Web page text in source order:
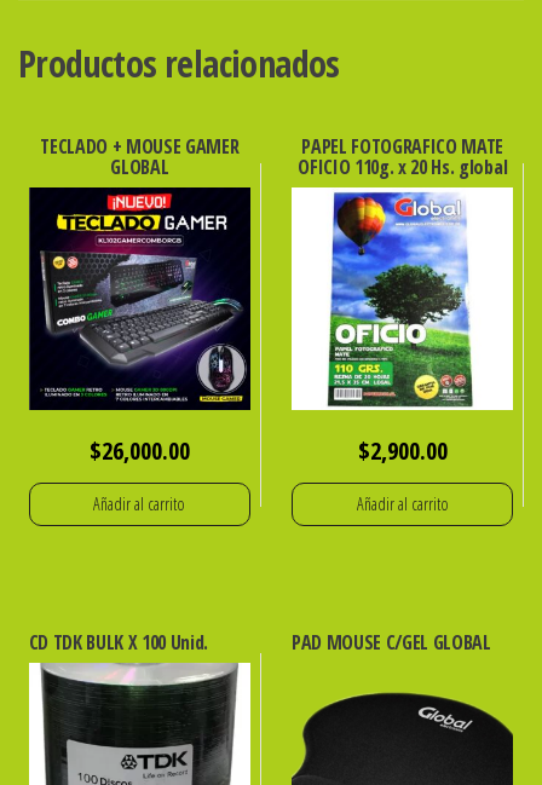
GLOBAL
Productos relacionados
TECLADO + MOUSE GAMER
GLOBAL
$26,000.00
Añadir al carrito
PAPEL FOTOGRAFICO MATE
OFICIO 110g. x 20 Hs. global
$2,900.00
Añadir al carrito
CD TDK BULK X 100 Unid. PAD MOUSE C/GEL GLOBAL